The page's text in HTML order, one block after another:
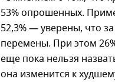
53% опрошенных.
52,3% — уверены, что
перемены. При этом
еще пока нельзя
она изменится к